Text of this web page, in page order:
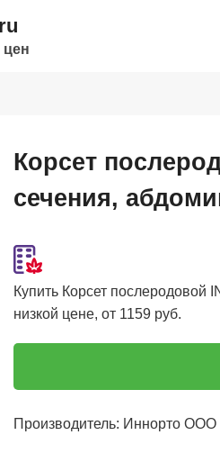
цен
Корсет
сечения,
Купить Корсет послеродовой
низкой цене, от 1159 руб.
Производитель: Иннорто ООО